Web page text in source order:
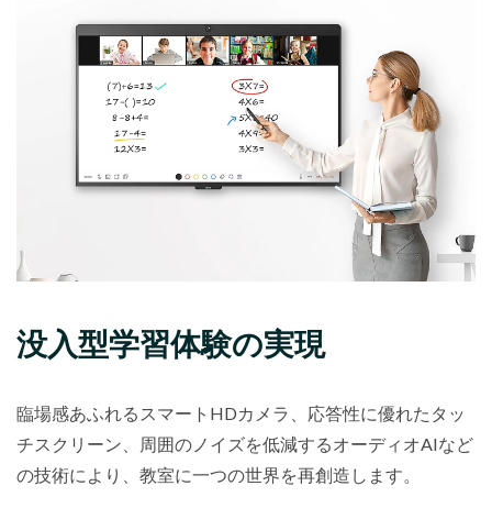
没入型学習体験の実現
臨場感あふれるスマートHDカメラ、応答性に優れたタッ
チスクリーン、周囲のノイズを低減するオーディオAIなど
の技術により、教室に一つの世界を再創造します。